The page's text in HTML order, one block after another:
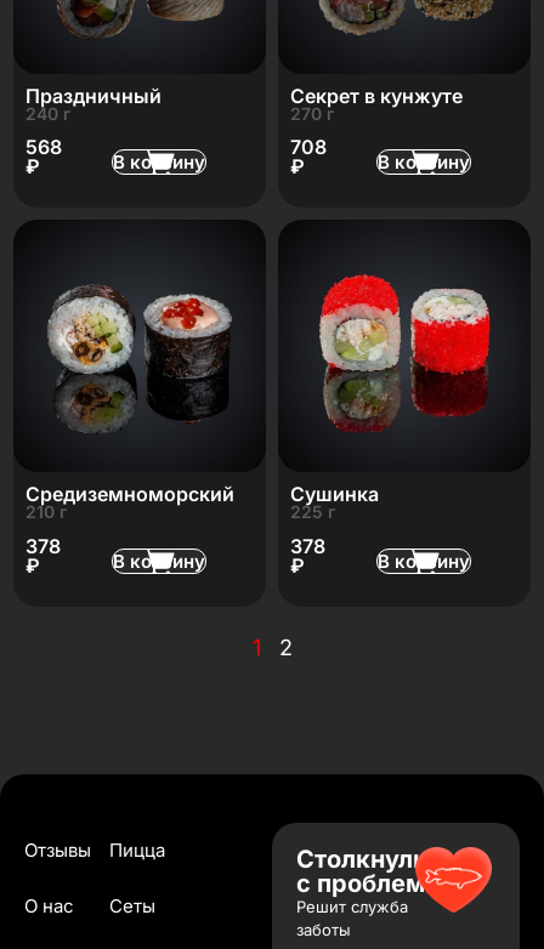
Праздничный
240 г
568
₽
В корзину
Секрет в кунжуте
270 г
708
₽
В корзину
Средиземноморский
210 г
378
₽
В корзину
Сушинка
225 г
378
₽
В корзину
1 2
Отзывы
О нас
Пицца
Сеты
Столкнулись
с проблемой?
Решит служба
заботы